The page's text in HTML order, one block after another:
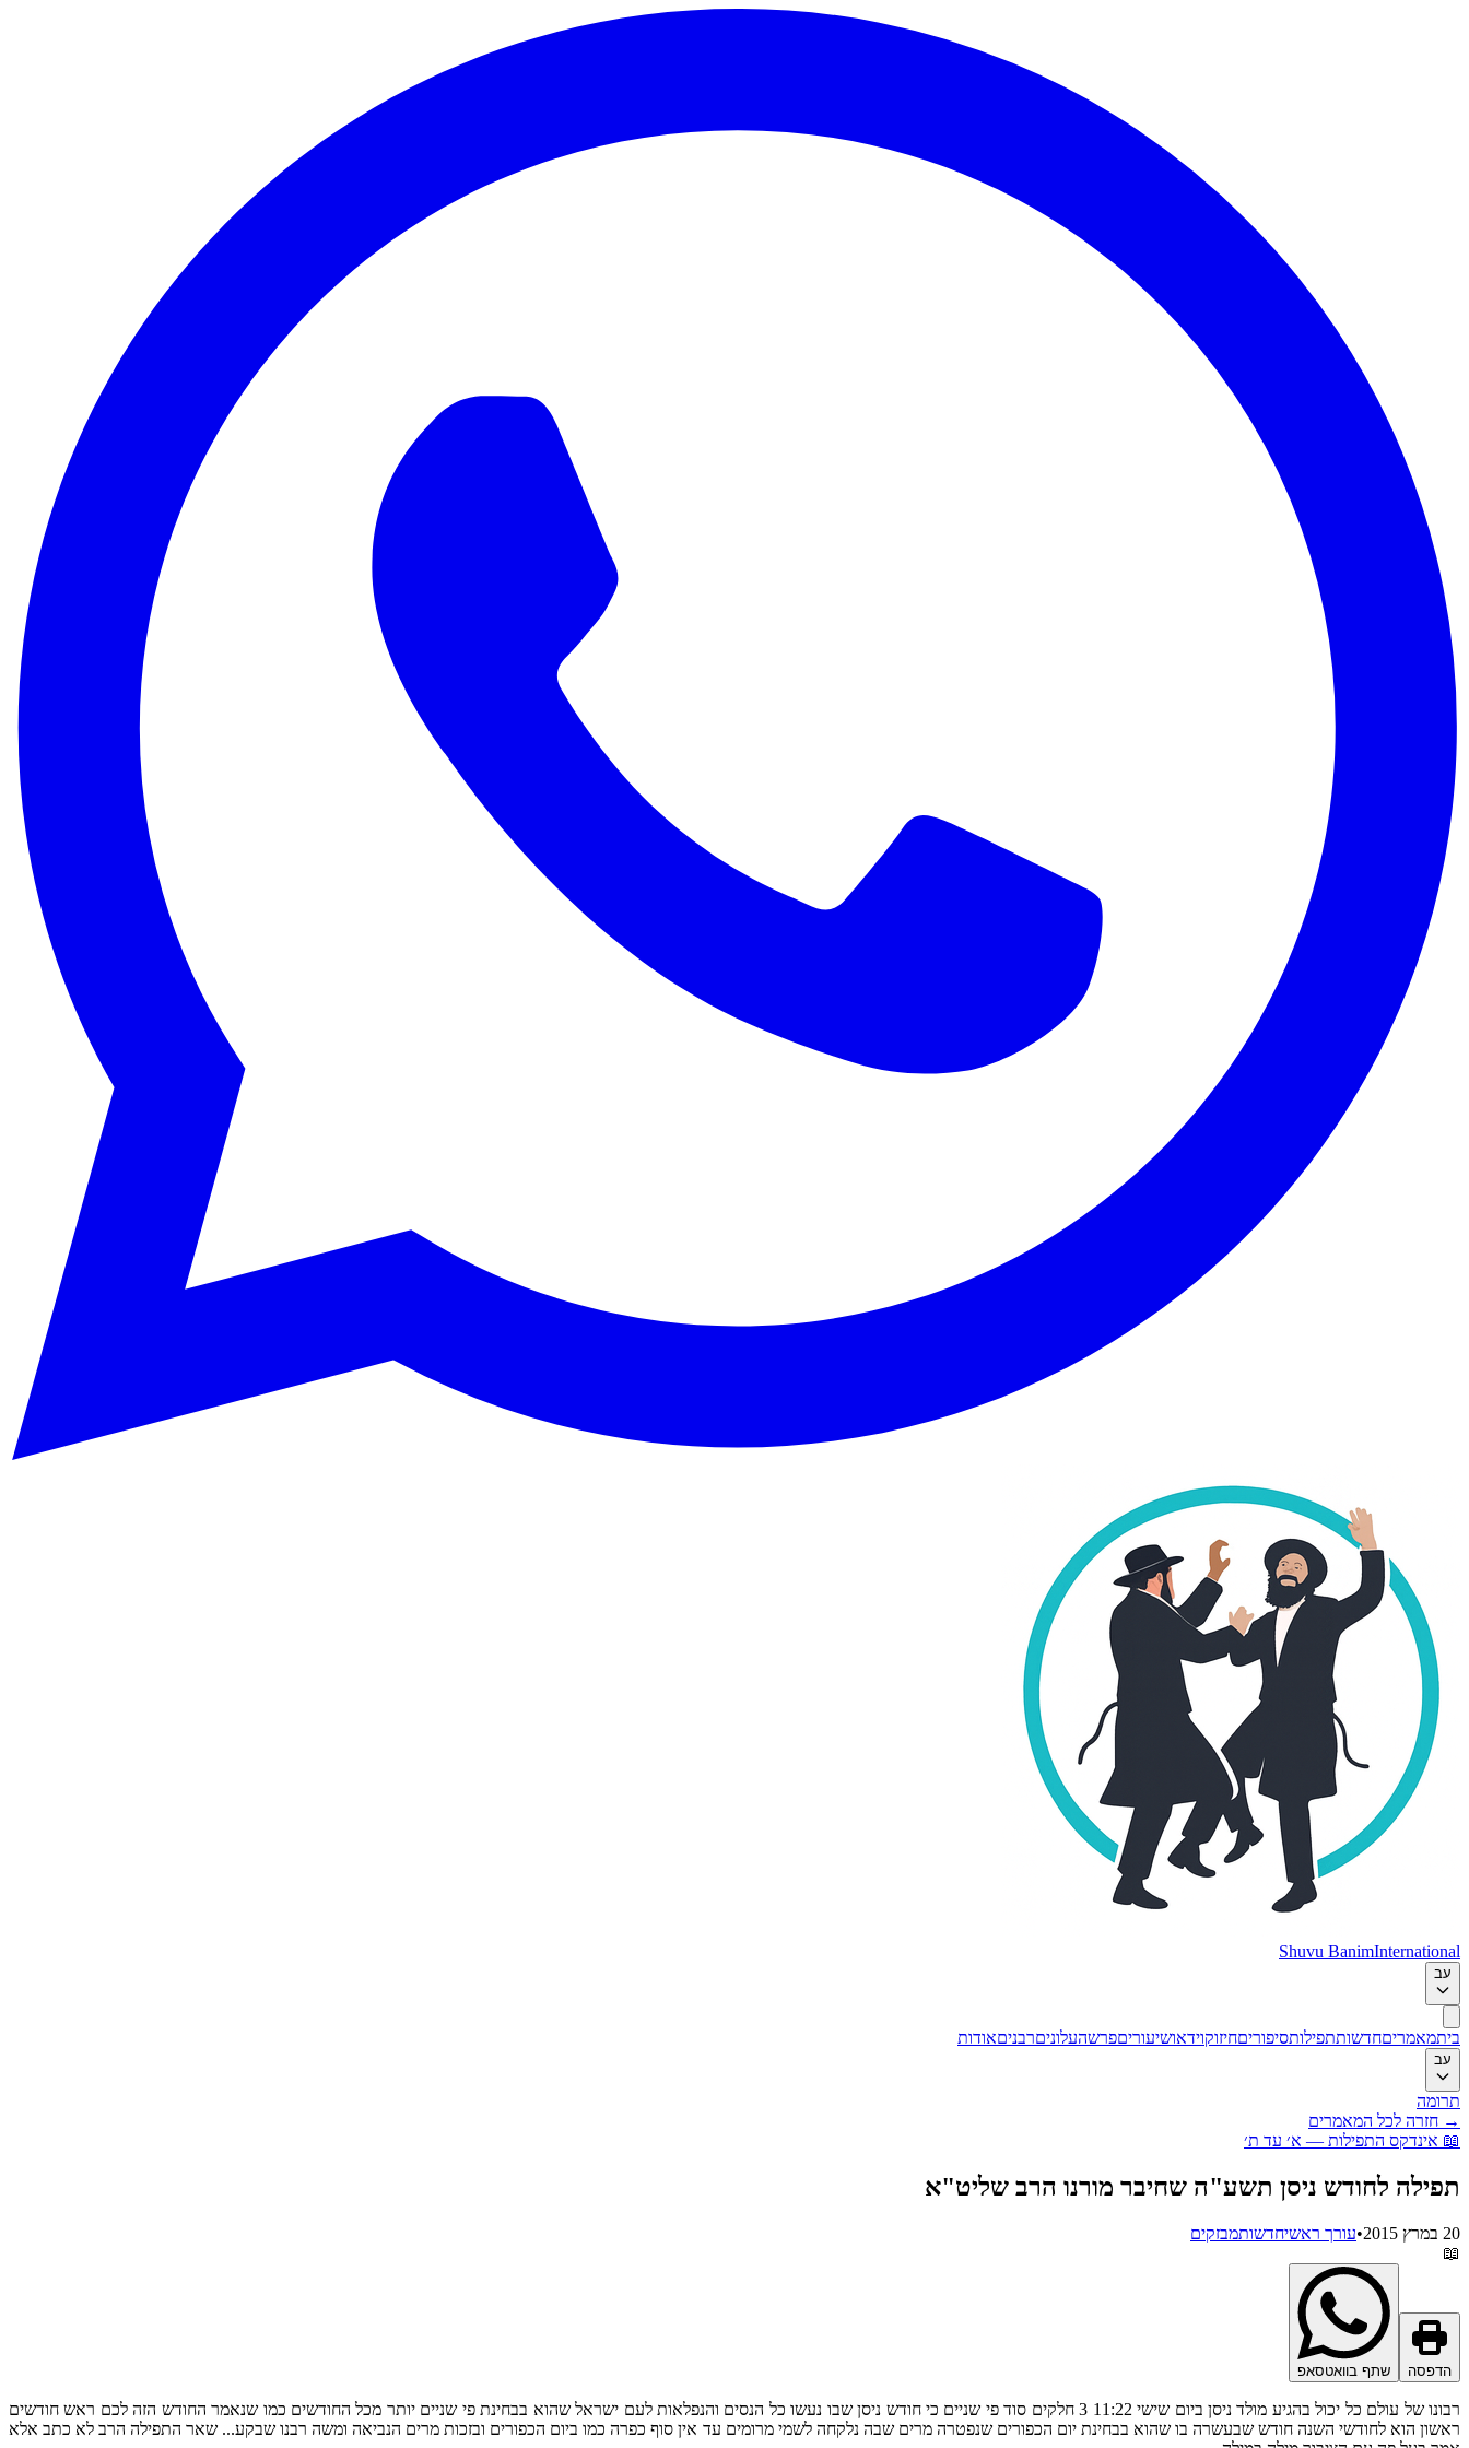
Shuvu BanimInternational
עב
ביתמאמריםחדשותתפילותסיפוריםחיזוקוידאושיעוריםפרשהעלוניםרבניםאודות
עב
תרומה
→ חזרה לכל המאמרים
📖 אינדקס התפילות — א׳ עד ת׳
תפילה לחודש ניסן תשע"ה שחיבר מורנו הרב שליט"א
20 במרץ 2015 •עורך ראשיחדשותמבזקים
📖
הדפסה שתף בוואטסאפ
רבונו של עולם כל יכול בהגיע מולד ניסן ביום שישי 11:22 3 חלקים סוד פי שניים כי חודש ניסן שבו נעשו כל הנסים והנפלאות לעם ישראל שהוא בבחינת פי שניים יותר מכל החודשים כמו שנאמר החודש הזה לכם ראש חודשים
ראשון הוא לחודשי השנה חודש שבעשרה בו שהוא בבחינת יום הכפורים שנפטרה מרים שבה נלקחה לשמי מרומים עד אין סוף כפרה כמו ביום הכפורים ובזכות מרים הנביאה ומשה רבנו שבקע... שאר התפילה הרב לא כתב אלא